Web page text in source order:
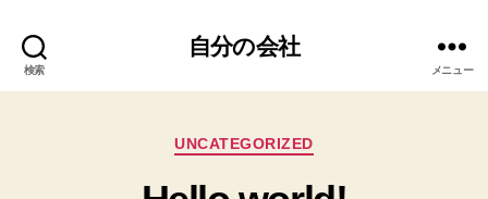
検索
自分の会社
メニュー
カ
ゴ
UNCATEGORIZED